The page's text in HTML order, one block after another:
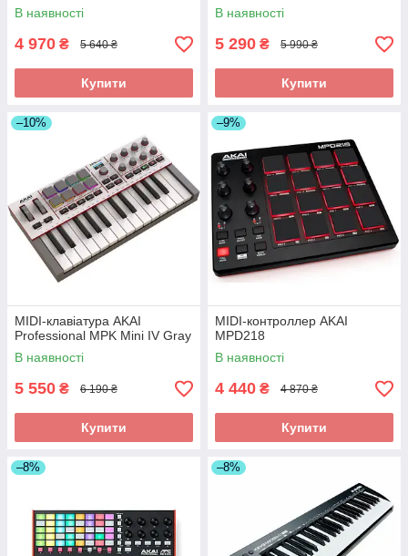
В наявності
4 970 ₴ 5 640 ₴
Купити
В наявності
5 290 ₴ 5 990 ₴
Купити
–10%
MIDI-клавіатура AKAI
Professional MPK Mini IV Gray
В наявності
5 550 ₴ 6 190 ₴
Купити
–9%
MIDI-контроллер AKAI
MPD218
В наявності
4 440 ₴ 4 870 ₴
Купити
–8% –8%